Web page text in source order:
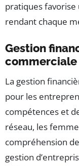
pratiques
rendant chaque
Gestion
commerciale
La gestion
pour les
compétences et
réseau, les
compréhension
gestion